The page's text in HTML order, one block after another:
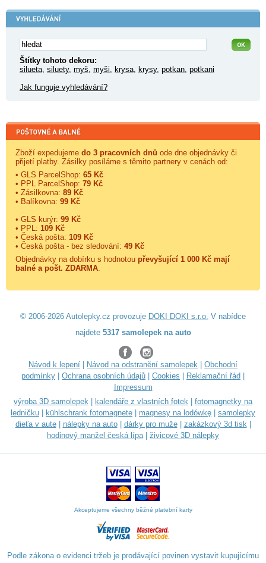
Štítky tohoto dekoru:
silueta, siluety, myš, myši, krysa, krysy, potkan, potkani
Jak funguje vyhledávání?
Zboží expedujeme do 3 pracovních dnů ode dne objednávky či
přijetí platby. Zásilky posíláme s těmito partnery v cenách od:
• GLS ParcelShop: 65 Kč
• PPL ParcelShop: 79 Kč
• Zásilkovna: 89 Kč
• Balíkovna: 99 Kč
• GLS kurýr: 99 Kč
• PPL: 109 Kč
• Česká pošta: 109 Kč
• Česká pošta - bez sledování: 49 Kč
Objednávky na dobírku s hodnotou převyšující 1 000 Kč mají
balné a pošt. ZDARMA.
© 2006-2026 Autolepky.cz provozuje DOKI DOKI s.r.o. V nabídce
najdete 5317 samolepek na auto
Návod k lepení Návod na odstranění samolepek
Obchodní
podmínky
Ochrana osobních údajů Cookies Reklamační řád
Impressum
výroba 3D samolepek
kalendáře z vlastních fotek
fotomagnetky na
ledničku
kühlschrank fotomagnete magnesy na lodówkę
samolepky
dieťa v aute| nálepky na auto| dárky pro muže| zakázkový 3d tisk|
hodinový manžel česká lípa| živicové 3D nálepky
Akceptujeme všechny běžné platební karty
Podle zákona o evidenci tržeb je prodávající povinen vystavit kupujícímu